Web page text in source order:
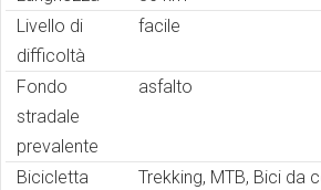
Livello di
difficoltà
facile
Fondo
stradale
prevalente
asfalto
Bicicletta
Trekking, MTB, Bici da